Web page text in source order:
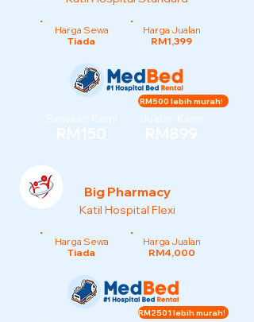
Harga Sewa
Tiada
Harga Jualan
RM1,399
Sewaan Kami
RM150
Jualan Kami
RM899
RM500 lebih murah!
Big Pharmacy
Katil Hospital Flexi
Harga Sewa
Tiada
Harga Jualan
RM4,000
RM2501 lebih murah!